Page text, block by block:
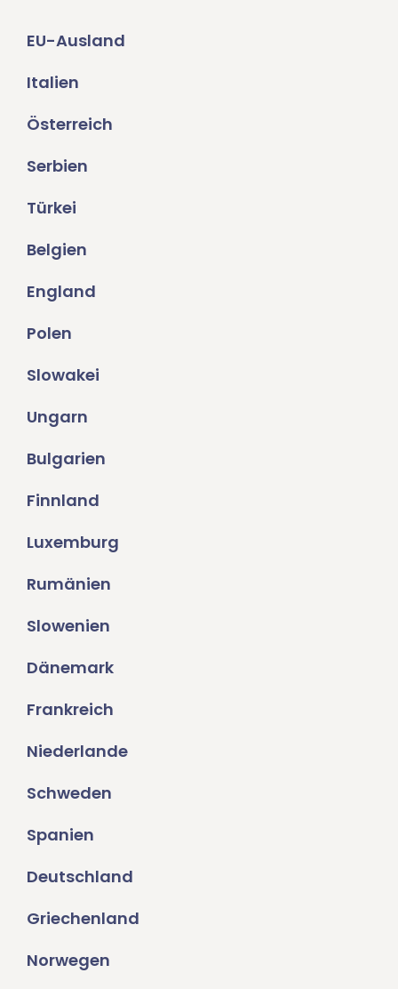
EU-Ausland
Italien
Österreich
Serbien
Türkei
Belgien
England
Polen
Slowakei
Ungarn
Bulgarien
Finnland
Luxemburg
Rumänien
Slowenien
Dänemark
Frankreich
Niederlande
Schweden
Spanien
Deutschland
Griechenland
Norwegen